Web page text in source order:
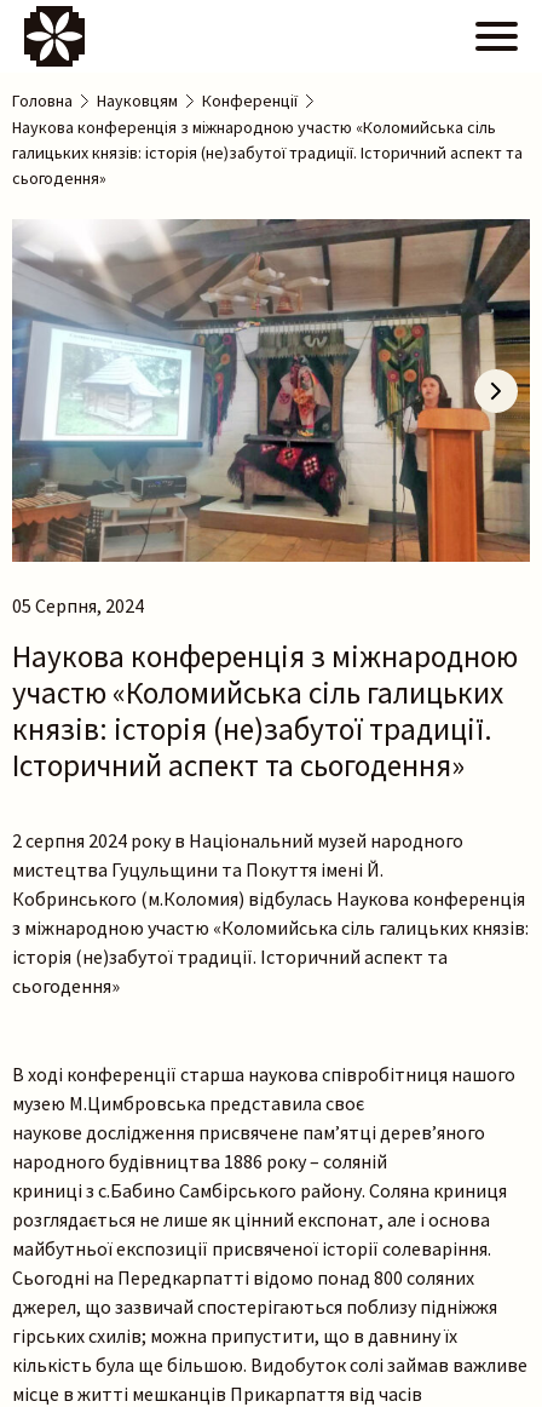
Пошук на сайті
Шукати
Головна Науковцям
Конференції
Наукова конференція з міжнародною участю «Коломийська сіль
галицьких князів: історія (не)забутої традиції. Історичний аспект та
сьогодення»
05 Серпня, 2024
Наукова конференція з міжнародною
участю «Коломийська сіль галицьких
князів: історія (не)забутої традиції.
Історичний аспект та сьогодення»
2 серпня 2024 року в Національний музей народного
мистецтва Гуцульщини та Покуття імені Й.
Кобринського (м.Коломия) відбулась Наукова конференція
з міжнародною участю «Коломийська сіль галицьких князів:
історія (не)забутої традиції. Історичний аспект та
сьогодення»
В ході конференції старша наукова співробітниця нашого
музею М.Цимбровська представила своє
наукове дослідження присвячене пам’ятці дерев’яного
народного будівництва 1886 року – соляній
криниці з с.Бабино Самбірського району. Соляна криниця
розглядається не лише як цінний експонат, але і основа
майбутньої експозиції присвяченої історії солеваріння.
Сьогодні на Передкарпатті відомо понад 800 соляних
джерел, що зазвичай спостерігаються поблизу підніжжя
гірських схилів; можна припустити, що в давнину їх
кількість була ще більшою. Видобуток солі займав важливе
місце в житті мешканців Прикарпаття від часів